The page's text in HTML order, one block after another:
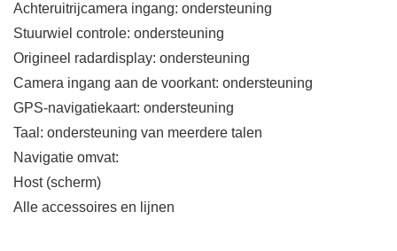
Achteruitrijcamera ingang: ondersteuning
Stuurwiel controle: ondersteuning
Origineel radardisplay: ondersteuning
Camera ingang aan de voorkant: ondersteuning
GPS-navigatiekaart: ondersteuning
Taal: ondersteuning van meerdere talen
Navigatie omvat:
Host (scherm)
Alle accessoires en lijnen